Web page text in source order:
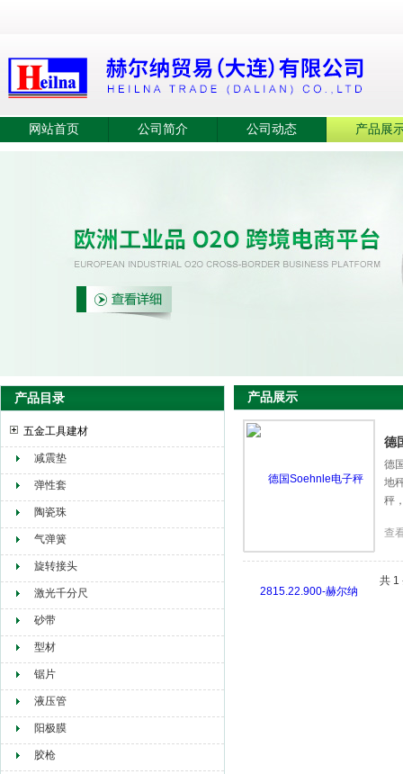
赫尔纳贸易（大连）有限公司
网站首页 公司简介 公司动态 产品展
产品目录
五金工具建材
减震垫
弹性套
陶瓷珠
气弹簧
旋转接头
激光千分尺
砂带
型材
锯片
液压管
阳极膜
胶枪
产品展示
德
德
地
秤
查
共 1